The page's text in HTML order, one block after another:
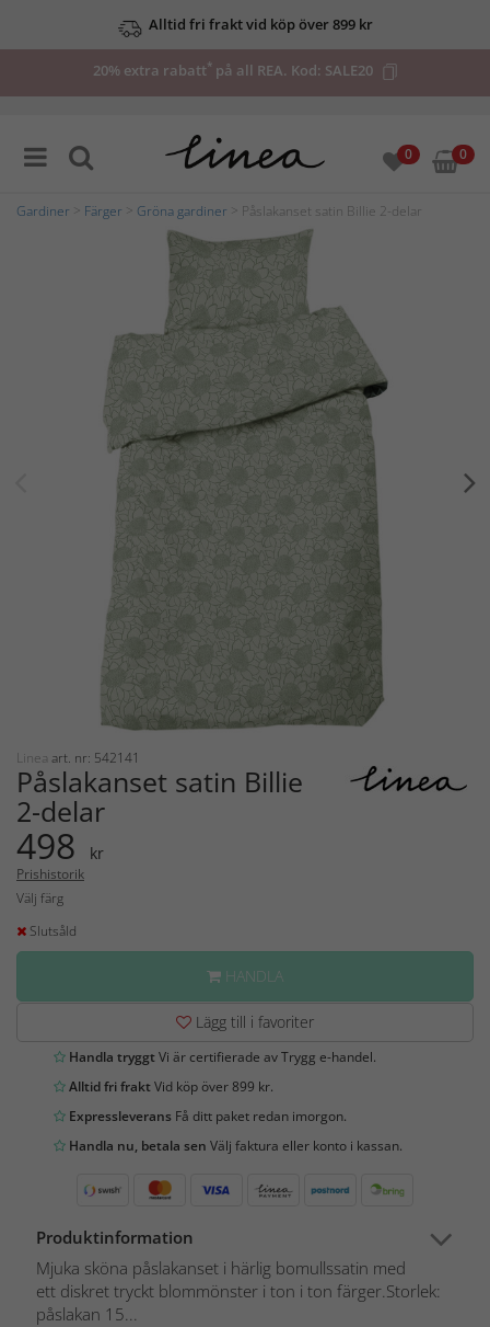
Alltid fri frakt vid köp över 899 kr
20% extra rabatt*på all REA. Kod: SALE20
0 0
Gardiner Färger Gröna gardiner > Påslakanset satin Billie 2-delar
Linea art. nr: 542141
Påslakanset satin Billie
2-delar
498 kr
Prishistorik
Välj färg
Slutsåld
HANDLA
Lägg till i favoriter
Handla tryggtVi är certifierade av Trygg e-handel.
Alltid fri fraktVid köp över 899 kr.
Expressleverans Få ditt paket redan imorgon.
Handla nu, betala sen Välj faktura eller konto i kassan.
Produktinformation
Mjuka sköna påslakanset i härlig bomullssatin med
ett diskret tryckt blommönster i ton i ton färger.Storlek:
påslakan 15...